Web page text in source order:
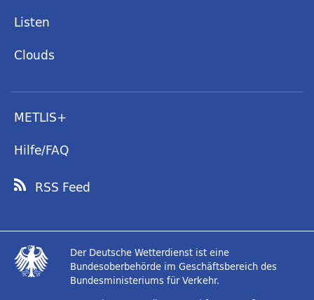
Listen
Clouds
METLIS+
Hilfe/FAQ
RSS Feed
Der Deutsche Wetterdienst ist eine
Bundesoberbehörde im Geschäftsbereich des
Bundesministeriums für Verkehr.